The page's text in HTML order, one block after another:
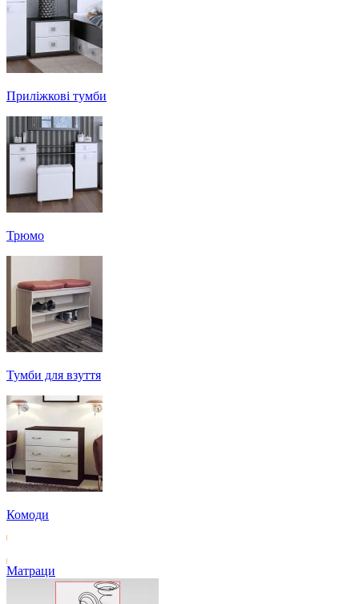
Приліжкові тумби
Трюмо
Тумби для взуття
Комоди
Матраци